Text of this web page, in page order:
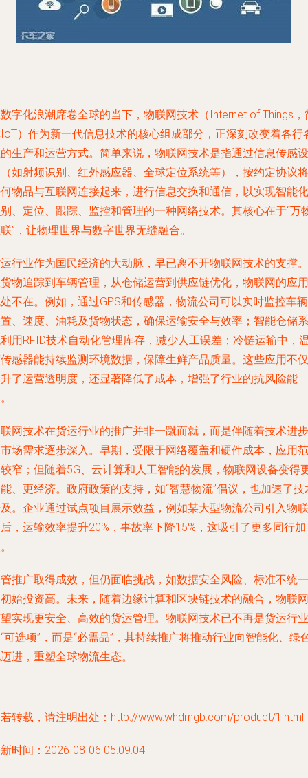
字化浪潮席卷全球的当下，物联网技术（Internet of Things，
）作为新一代信息技术的核心组成部分，正深刻改变着各行
生产和运营方式。简单来说，物联网技术是指通过信息传感设
如射频识别、红外感应器、全球定位系统等），按约定协议将
物品与互联网连接起来，进行信息交换和通信，以实现智能化
、定位、跟踪、监控和管理的一种网络技术。其核心在于“万
”，让物理世界与数字世界无缝融合。
行业作为国民经济的大动脉，早已离不开物联网技术的支撑。
物追踪到车辆管理，从仓储运营到供应链优化，物联网的应用
不在。例如，通过GPS和传感器，物流公司可以实时监控车辆
、速度、油耗及货物状态，确保运输安全与效率；智能仓储系
用RFID技术自动化管理库存，减少人工误差；冷链运输中，
感器能持续监测环境数据，保障生鲜产品质量。这些应用不仅
了运营透明度，还显著降低了成本，增强了行业的抗风险能
网技术在货运行业的推广并非一蹴而就，而是伴随着技术进步
场需求逐步深入。早期，受限于网络覆盖和硬件成本，应用范
窄；但随着5G、云计算和人工智能的发展，物联网设备变得
、更经济。政府政策的支持，如“智慧物流”倡议，也加速了技
。企业通过试点项目展示效益，例如某大型物流公司引入物联
，运输效率提升20%，事故率下降15%，这吸引了更多同行加
推广取得成效，但仍面临挑战，如数据安全风险、标准不统一
始投资高。未来，随着边缘计算和区块链技术的融合，物联网
实现更安全、高效的货运管理。物联网技术已不再是货运行业
可选项”，而是“必需品”，其持续推广将推动行业向智能化、绿
进，重塑全球物流生态。
转载，请注明出处：http://www.whdmgb.com/product/1.html
时间：2026-08-06 05:09:04